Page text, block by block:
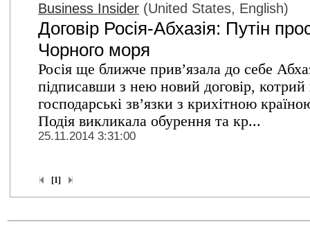
Business Insider (United States, English)
Договір Росія-Абхазія: Путін
Чорного моря
Росія ще ближче прив’язала до себе
підписавши з нею новий договір, котрий
господарські зв’язки з крихітною
Подія викликала обурення та кр...
25.11.2014 3:31:00
[1]